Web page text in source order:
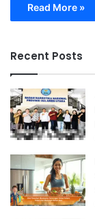
Read More »
Recent Posts